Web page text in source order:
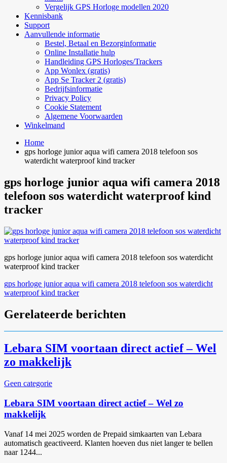
Vergelijk GPS Horloge modellen 2020
Kennisbank
Support
Aanvullende informatie
Bestel, Betaal en Bezorginformatie
Online Installatie hulp
Handleiding GPS Horloges/Trackers
App Wonlex (gratis)
App Se Tracker 2 (gratis)
Bedrijfsinformatie
Privacy Policy
Cookie Statement
Algemene Voorwaarden
Winkelmand
Home
gps horloge junior aqua wifi camera 2018 telefoon sos
waterdicht waterproof kind tracker
gps horloge junior aqua wifi camera 2018
telefoon sos waterdicht waterproof kind
tracker
gps horloge junior aqua wifi camera 2018 telefoon sos waterdicht
waterproof kind tracker
Bericht
navigatie
gps horloge junior aqua wifi camera 2018 telefoon sos waterdicht
waterproof kind tracker
Gerelateerde berichten
Lebara SIM voortaan direct actief – Wel
zo makkelijk
Geen categorie
Lebara SIM voortaan direct actief – Wel zo
makkelijk
Vanaf 14 mei 2025 worden de Prepaid simkaarten van Lebara
automatisch geactiveerd. Klanten hoeven dus niet langer te bellen
naar 1244...